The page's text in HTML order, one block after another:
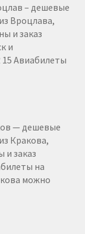
– дешевые
Вроцлава,
и заказ
и
Авиабилеты
— дешевые
Кракова,
и заказ
на
можно